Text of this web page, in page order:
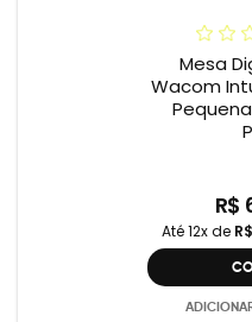
Mesa
Wacom
R$
Até 12x de